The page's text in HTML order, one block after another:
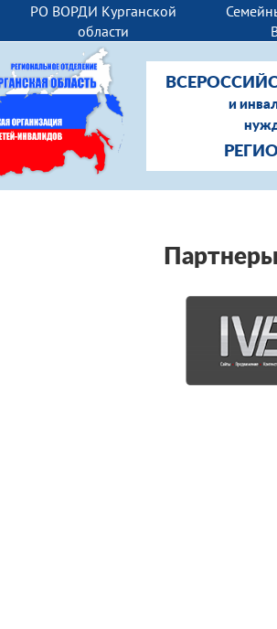
РО ВОРДИ Курганской
области
и